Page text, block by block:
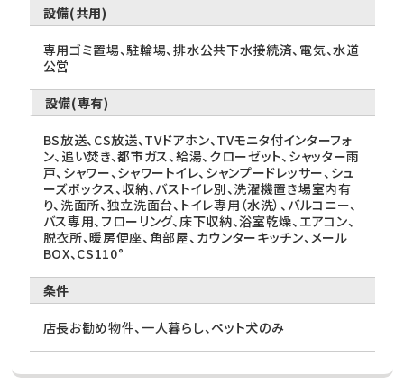
設備(共用)
専用ゴミ置場、駐輪場、排水公共下水接続済、電気、水道
公営
設備(専有)
BS放送、CS放送、TVドアホン、TVモニタ付インターフォ
ン、追い焚き、都市ガス、給湯、クローゼット、シャッター雨
戸、シャワー、シャワートイレ、シャンプードレッサー、シュ
ーズボックス、収納、バストイレ別、洗濯機置き場室内有
り、洗面所、独立洗面台、トイレ専用（水洗）、バルコニー、
バス専用、フローリング、床下収納、浴室乾燥、エアコン、
脱衣所、暖房便座、角部屋、カウンターキッチン、メール
BOX、CS110°
条件
店長お勧め物件、一人暮らし、ペット犬のみ